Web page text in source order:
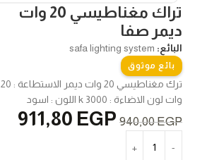
تراك مغناطيسي 20 وات
ديمر صفا
البائع: safa lighting system
بائع موثوق
ترك مغناطيسي 20 وات ديمر الاستطاعة : 20
وات لون الاضاءة : 3000 k اللون : اسود
940,00EGP
911,80 EGP